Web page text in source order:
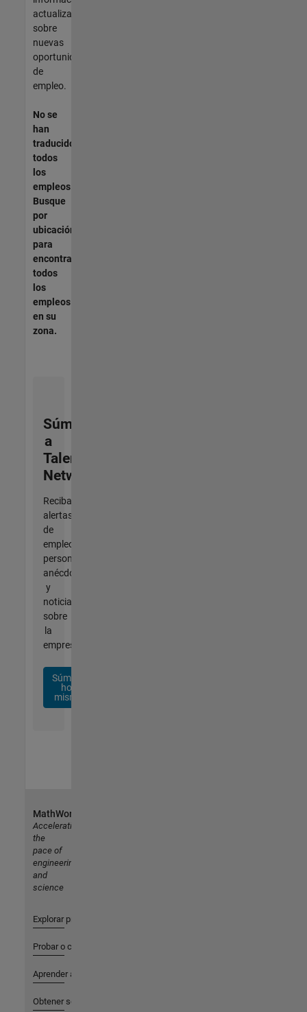
actualizada
sobre
nuevas
oportunidades
de
empleo.
No se
han
traducido
todos
los
empleos.
Busque
por
ubicación
para
encontrar
todos
los
empleos
en su
zona.
Súmese
a
Talent
Network
Reciba
alertas
de
empleo
personalizadas,
anécdotas
y
noticias
sobre
la
empresa.
Súmese
hoy
mismo
MathWorks
Accelerating
the
pace of
engineering
and
science
Explorar productos
Probar o comprar
Aprender a utilizar
Obtener soporte